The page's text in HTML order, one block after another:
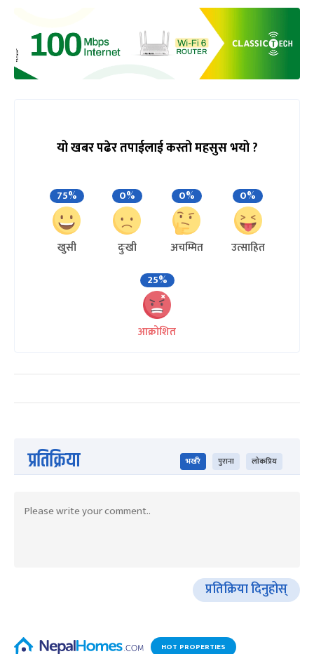
यो खबर पढेर तपाईलाई कस्तो महसुस भयो ?
75%
खुसी
0%
दुःखी
0%
अचम्मित
0%
उत्साहित
25%
आक्रोशित
प्रतिक्रिया भर्खरै पुराना लोकप्रिय
प्रतिक्रिया दिनुहोस्
HOT PROPERTIES